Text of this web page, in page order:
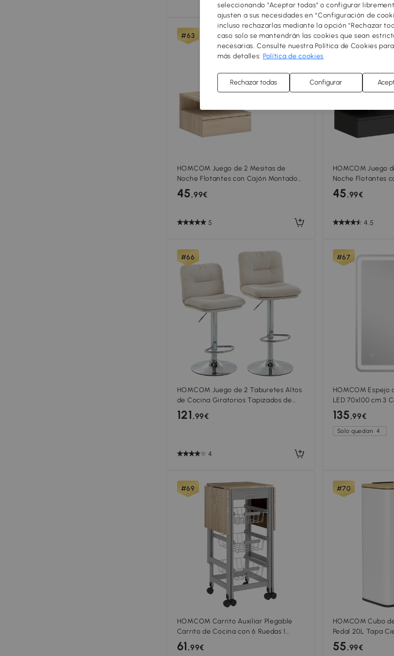
#63
HOMCOM Juego de 2 Mesitas de
Noche Flotantes con Cajón Montado
en la Pared 35x32x22,5 cm Roble
45,99€
5
#64
HOMCOM Juego
Noche Flotantes
en la Pared
45,99€
4.5
#66
HOMCOM Juego de 2 Taburetes Altos
de Cocina Giratorios Tapizados de
Lino con Altura Ajustable Respaldo y
Reposapiés Beige
121 ,99€
4
#67
HOMCOM Espejo
LED 70x100 cm 3
Regulable
de Memoria IP44
135,99€
Solo quedan 4
#69
HOMCOM Carrito Auxiliar Plegable
Carrito de Cocina con 6 Ruedas 1
Cajón y 3 Cesta de Metal 97,2x37x77,5
cm Gris y Roble
61 ,99€
#70
HOMCOM Cubo
Pedal 20L Tapa
Interior Extraíble
Blanco y Natural
55,99€
seleccionando "Aceptar todas" o configurar
ajusten a sus necesidades en “Configuración de
incluso rechazarlas mediante la opción "Rechazar
caso solo se mantendrán las cookies que sean
necesarias. Consulte nuestra Política de Cookies
más detalles: Política de cookies
Rechazar todas Configurar